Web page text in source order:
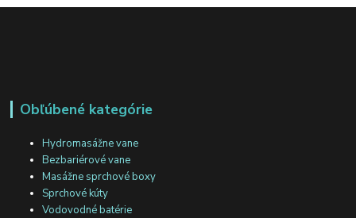
Obľúbené kategórie
Hydromasážne vane
Bezbariérové vane
Masážne sprchové boxy
Sprchové kúty
Vodovodné batérie